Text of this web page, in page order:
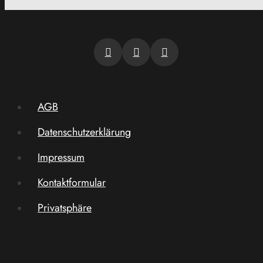
AGB
Datenschutzerklärung
Impressum
Kontaktformular
Privatsphäre